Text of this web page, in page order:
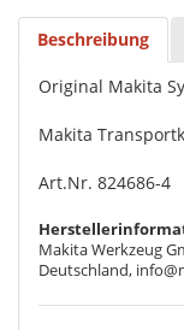
Beschreibung
Original Makita
Makita
Art.Nr. 824686-4
Makita Werkzeug
Deutschland,